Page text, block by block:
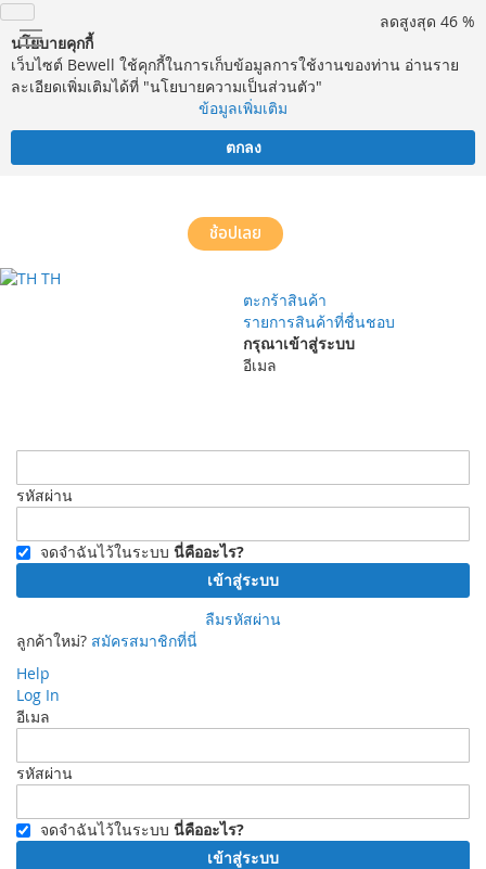
นโยบายคุกกี้
เว็บไซต์ Bewell ใช้คุกกี้ในการเก็บข้อมูลการใช้งานของท่าน อ่านราย
ละเอียดเพิ่มเติมได้ที่ "นโยบายความเป็นส่วนตัว"
ข้อมูลเพิ่มเติม
ตกลง
ช้อปเลย
TH
ตะกร้าสินค้า
รายการสินค้าที่ชื่นชอบ
กรุณาเข้าสู่ระบบ
อีเมล
รหัสผ่าน
จดจำฉันไว้ในระบบ นี่คืออะไร?
เข้าสู่ระบบ
ลืมรหัสผ่าน
ลูกค้าใหม่? สมัครสมาชิกที่นี่
Help
Log In
อีเมล
รหัสผ่าน
จดจำฉันไว้ในระบบ นี่คืออะไร?
เข้าสู่ระบบ
ลดสูงสุด 46 %